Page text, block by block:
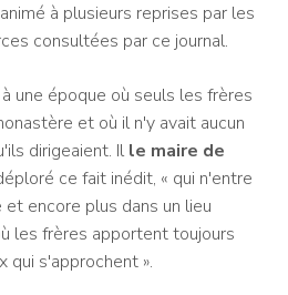
à plusieurs reprises par les
consultées par ce journal.
une époque où seuls les frères
et où il n'y avait aucun
dirigeaient. Il le maire de
ce fait inédit, « qui n'entre
encore plus dans un lieu
les frères apportent toujours
qui s'approchent ».